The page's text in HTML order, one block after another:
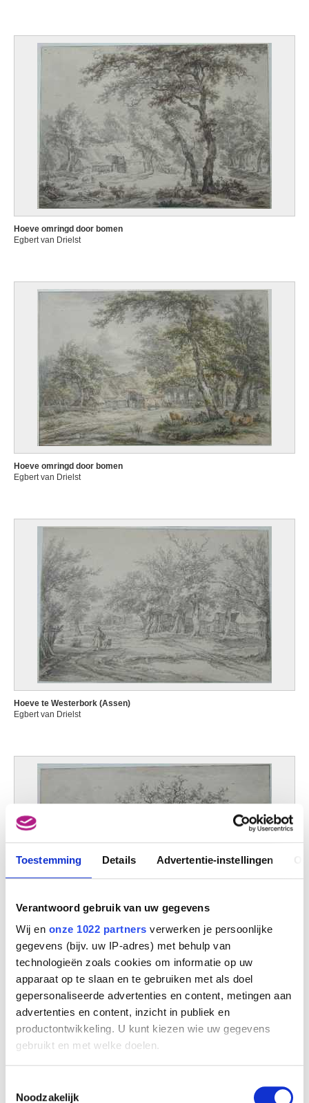
Toestemming Details Advertentie-instellingen
Verantwoord gebruik van uw gegevens
Wij en onze 1022 partners verwerken je persoonlijke
gegevens (bijv. uw IP-adres) met behulp van
technologieën zoals cookies om informatie op uw
apparaat op te slaan en te gebruiken met als doel
gepersonaliseerde advertenties en content, metingen aan
advertenties en content, inzicht in publiek en
productontwikkeling. U kunt kiezen wie uw gegevens
gebruikt en met welke doelen.
Informatie verzamelen over uw geografische
Noodzakelijk
Hoeve omringd door bomen
Egbert van Drielst
Hoeve omringd door bomen
Egbert van Drielst
Hoeve te Westerbork (Assen)
Egbert van Drielst
Hoeve te Witten ? (Assen)
Egbert van Drielst